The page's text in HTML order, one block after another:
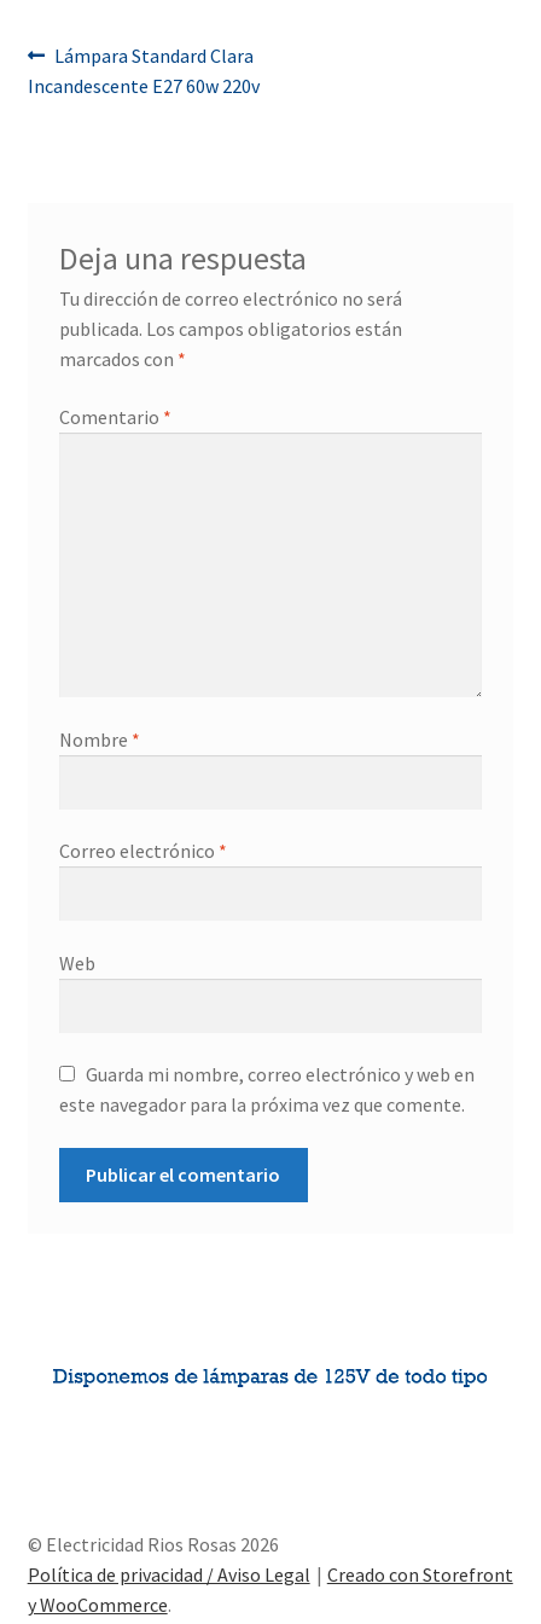
Navegación
de
Anterior:
Lámpara Standard Clara
Incandescente E27 60w 220v
Deja una respuesta
Tu dirección de correo electrónico no será
publicada. Los campos obligatorios están
marcados con *
Comentario *
Nombre *
Correo electrónico *
Web
Guarda mi nombre, correo electrónico y web en
este navegador para la próxima vez que comente.
© Electricidad Rios Rosas 2026
Política de privacidad / Aviso Legal
Creado con Storefront
y WooCommerce.